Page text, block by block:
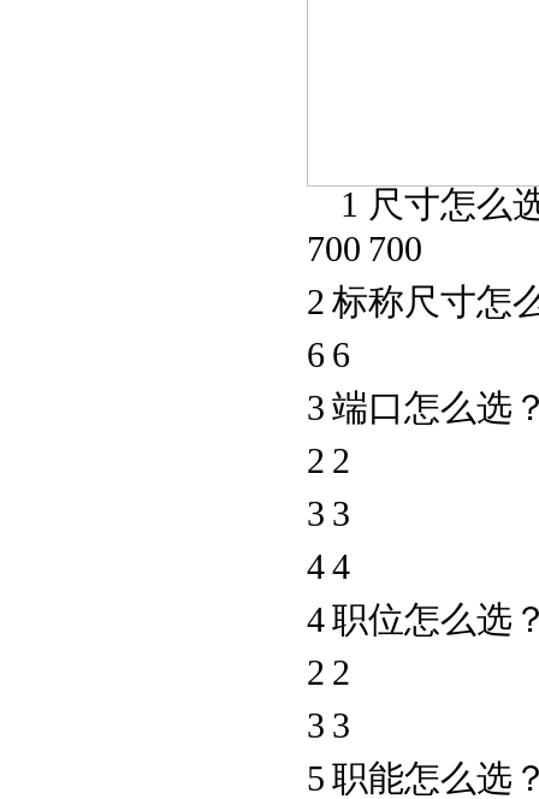
1 尺寸怎么
700 700
2 标称尺寸怎
6 6
3 端口怎么选
2 2
3 3
44
4职位怎么选
2 2
3 3
5 职能怎么选